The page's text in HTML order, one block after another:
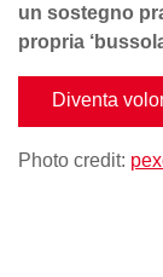
un sostegno
propria
Diventa
Photo credit: